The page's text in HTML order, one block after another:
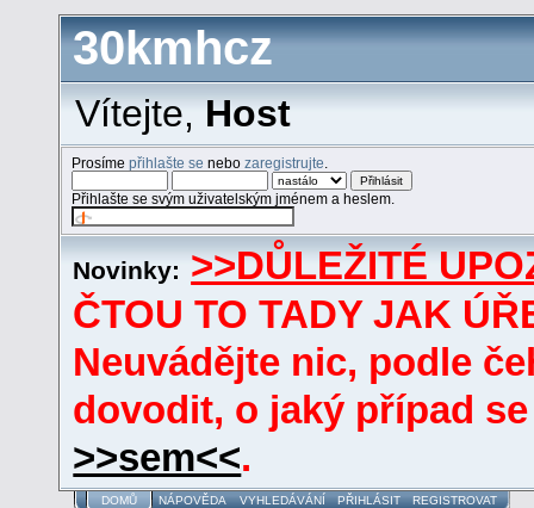
30kmhcz
Vítejte,Host
Prosímepřihlašte se nebozaregistrujte
Přihlašte se svým uživatelským jménem a heslem.
Novinky: >>DŮLEŽITÉ
ČTOU TO TADY JAK
Neuvádějte nic, podle
dovodit, o jaký případ
>>sem<<.
DOMŮ NÁPOVĚDA VYHLEDÁVÁNÍ PŘIHLÁSIT REGISTROVAT